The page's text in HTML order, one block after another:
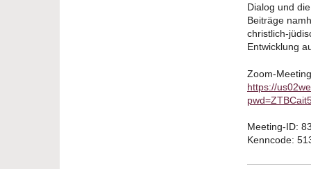
Dialog und
Beiträge
christlich-
Entwicklung
Zoom-
https://
Meeting-ID:
Kenncode: